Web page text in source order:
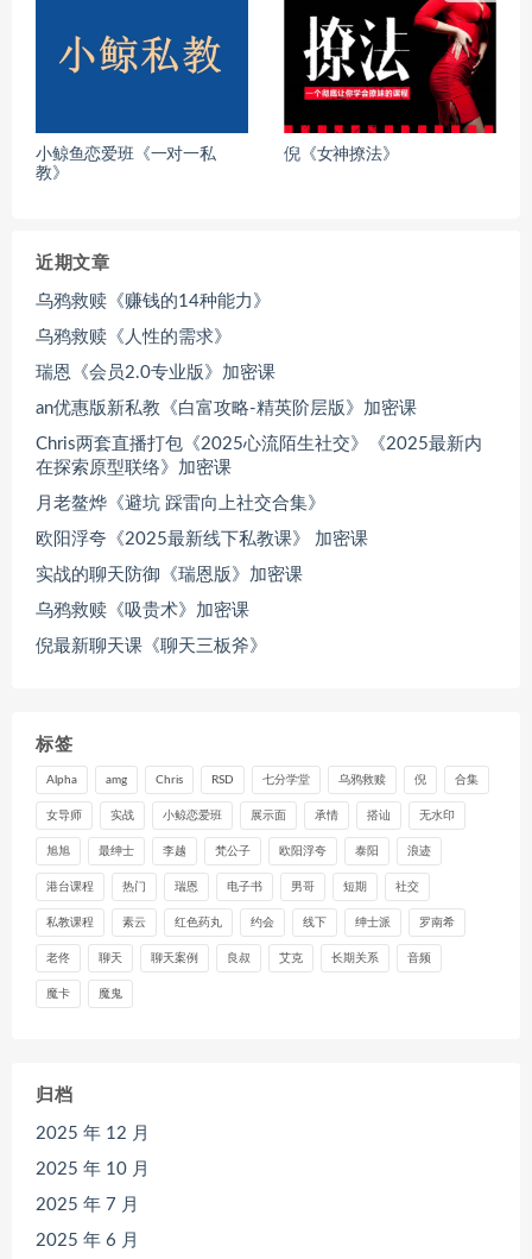
小鲸鱼恋爱班《一对一私
教》
倪《女神撩法》
近期文章
乌鸦救赎《赚钱的14种能力》
乌鸦救赎《人性的需求》
瑞恩《会员2.0专业版》加密课
an优惠版新私教《白富攻略-精英阶层版》加密课
Chris两套直播打包《2025心流陌生社交》《2025最新内
在探索原型联络》加密课
月老鳌烨《避坑 踩雷向上社交合集》
欧阳浮夸《2025最新线下私教课》 加密课
实战的聊天防御《瑞恩版》加密课
乌鸦救赎《吸贵术》加密课
倪最新聊天课《聊天三板斧》
标签
Alpha amg Chris RSD 七分学堂 乌鸦救赎 倪 合集
女导师 实战 小鲸恋爱班 展示面 承情 搭讪 无水印
旭旭 最绅士 李越 梵公子 欧阳浮夸 泰阳 浪迹
港台课程 热门 瑞恩 电子书 男哥 短期 社交
私教课程 素云 红色药丸 约会 线下 绅士派 罗南希
老佟 聊天 聊天案例 良叔 艾克 长期关系 音频
魔卡 魔鬼
归档
2025 年 12 月
2025 年 10 月
2025 年 7 月
2025 年 6 月